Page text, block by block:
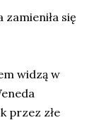
zamieniła się
widzą w
przez złe